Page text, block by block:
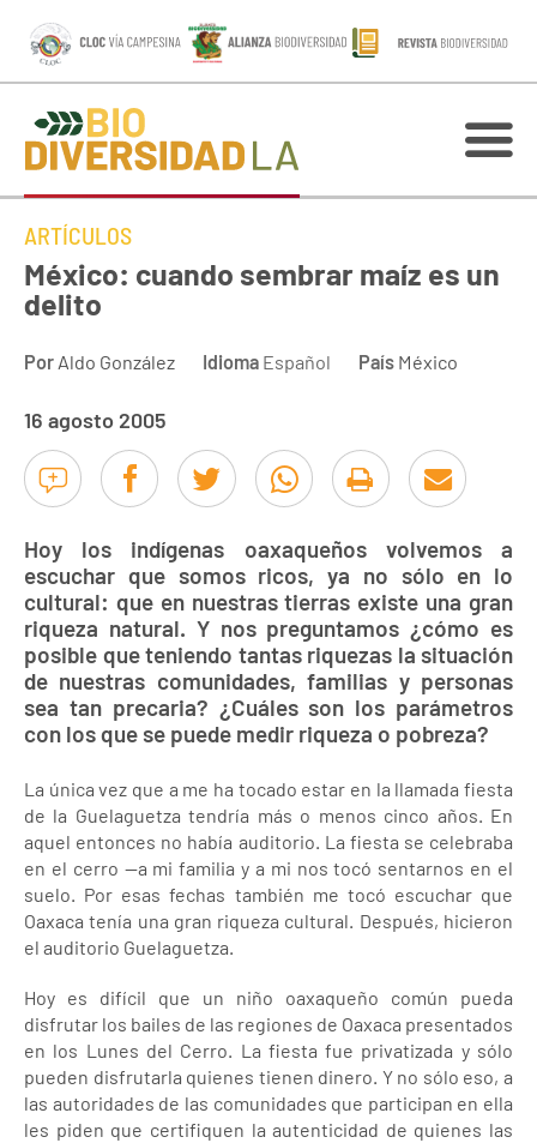
ARTÍCULOS
México: cuando sembrar maíz es un
delito
Por Aldo González Idioma Español País México
16 agosto 2005
Hoy los indígenas oaxaqueños volvemos a
escuchar que somos ricos, ya no sólo en lo
cultural: que en nuestras tierras existe una gran
riqueza natural. Y nos preguntamos ¿cómo es
posible que teniendo tantas riquezas la situación
de nuestras comunidades, familias y personas
sea tan precaria? ¿Cuáles son los parámetros
con los que se puede medir riqueza o pobreza?
La única vez que a me ha tocado estar en la llamada fiesta
de la Guelaguetza tendría más o menos cinco años. En
aquel entonces no había auditorio. La fiesta se celebraba
en el cerro --a mi familia y a mi nos tocó sentarnos en el
suelo. Por esas fechas también me tocó escuchar que
Oaxaca tenía una gran riqueza cultural. Después, hicieron
el auditorio Guelaguetza.
Hoy es difícil que un niño oaxaqueño común pueda
disfrutar los bailes de las regiones de Oaxaca presentados
en los Lunes del Cerro. La fiesta fue privatizada y sólo
pueden disfrutarla quienes tienen dinero. Y no sólo eso, a
las autoridades de las comunidades que participan en ella
les piden que certifiquen la autenticidad de quienes las